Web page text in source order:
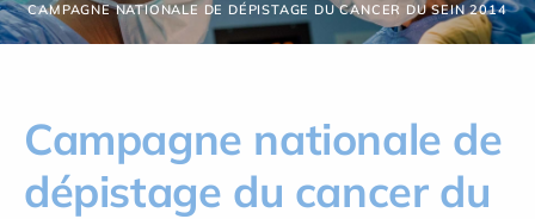
CAMPAGNE NATIONALE DE DÉPISTAGE DU CANCER DU SEIN 2014
Campagne nationale de
dépistage du cancer du